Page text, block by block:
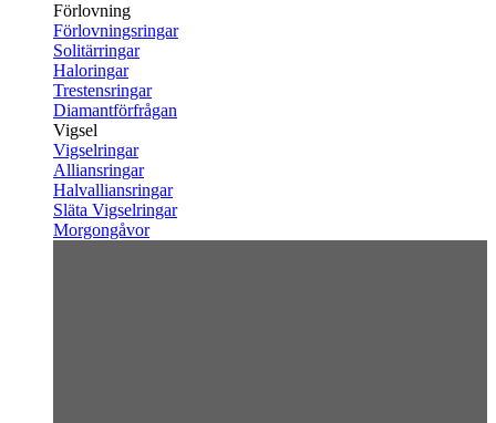
Förlovning
Förlovningsringar
Solitärringar
Haloringar
Trestensringar
Diamantförfrågan
Vigsel
Vigselringar
Alliansringar
Halvalliansringar
Släta Vigselringar
Morgongåvor